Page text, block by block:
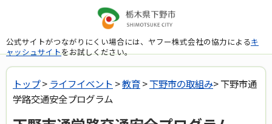
公式サイトがつながりにくい場合には、ヤフー株式会社の協力によるキ
ャッシュサイトをお試しください。
トップ> ライフイベント >教育>下野市の取組み> 下野市通
学路交通安全プログラム